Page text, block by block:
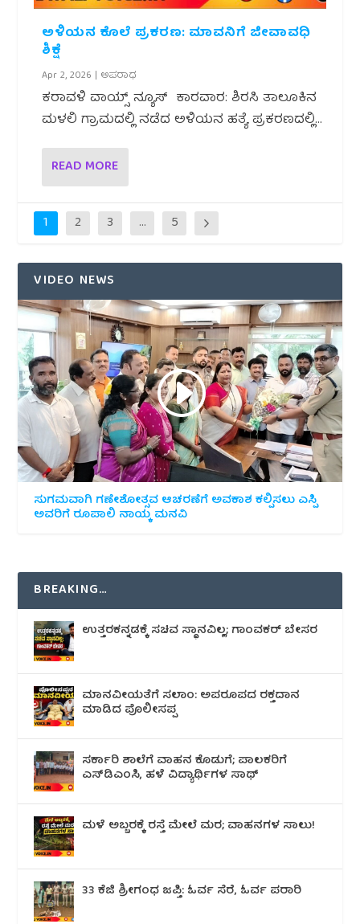
ಅಳಿಯನ ಕೊಲೆ ಪ್ರಕರಣ: ಮಾವನಿಗೆ ಜೀವಾವಧಿ
ಶಿಕ್ಷೆ
Apr 2, 2026 | ಅಪರಾಧ
ಕರಾವಳಿ ವಾಯ್ಸ್ ನ್ಯೂಸ್ ಕಾರವಾರ: ಶಿರಸಿ ತಾಲೂಕಿನ
ಮಳಲಿ ಗ್ರಾಮದಲ್ಲಿ ನಡೆದ ಅಳಿಯನ ಹತ್ಯೆ ಪ್ರಕರಣದಲ್ಲಿ...
READ MORE
1 2 3 … 5
VIDEO NEWS
ಸುಗಮವಾಗಿ ಗಣೇಶೋತ್ಸವ ಆಚರಣೆಗೆ ಅವಕಾಶ ಕಲ್ಪಿಸಲು ಎಸ್ಪಿ
ಅವರಿಗೆ ರೂಪಾಲಿ ನಾಯ್ಕ ಮನವಿ
BREAKING…
ಉತ್ತರಕನ್ನಡಕ್ಕೆ ಸಚಿವ ಸ್ಥಾನವಿಲ್ಲ; ಗಾಂವಕರ್ ಬೇಸರ
ಮಾನವೀಯತೆಗೆ ಸಲಾಂ: ಅಪರೂಪದ ರಕ್ತದಾನ
ಮಾಡಿದ ಪೊಲೀಸಪ್ಪ
ಸರ್ಕಾರಿ ಶಾಲೆಗೆ ವಾಹನ ಕೊಡುಗೆ; ಪಾಲಕರಿಗೆ
ಎಸ್‌ಡಿಎಂಸಿ, ಹಳೆ ವಿದ್ಯಾರ್ಥಿಗಳ ಸಾಥ್
ಮಳೆ ಅಬ್ಬರಕ್ಕೆ ರಸ್ತೆ ಮೇಲೆ ಮರ; ವಾಹನಗಳ ಸಾಲು!
33 ಕೆಜಿ ಶ್ರೀಗಂಧ ಜಪ್ತಿ: ಓರ್ವ ಸೆರೆ, ಓರ್ವ ಪರಾರಿ